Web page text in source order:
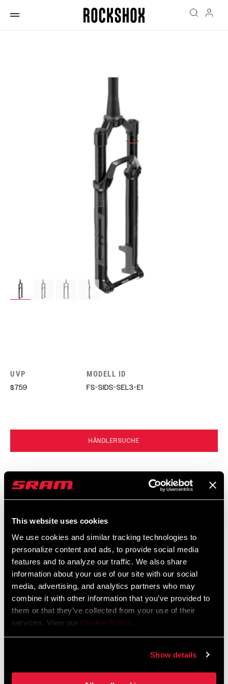
This website uses cookies
We use cookies and similar tracking technologies to
personalize content and ads, to provide social media
features and to analyze our traffic. We also share
information about your use of our site with our social
media, advertising, and analytics partners who may
combine it with other information that you’ve provided to
them or that they’ve collected from your use of their
services. View our Cookie Policy.
Show details
UVP
$759
MODELL ID
FS-SIDS-SEL3-E1
HÄNDLERSUCHE
der SID SL genau richtig! Die SID SL ist jetzt noch
leistungsfähiger. Sie steht für maximal reduziertes Gewicht
bei gleichzeitig kompromissloser XC-Performance. Mit ihrer
Gleitlager-Überlappung, reduzierter Reibung und Platz für
breitere Reifen ist die SID SL für anspruchsvolle XC-Rennen
ausgelegt.
MEHR DAZU
EIGENSCHAFTEN
Debonair+-Luftfeder
100 mm oder 110 mm Federwegs-Optionen
Charger-Dämpfung mit Open/Pedal/Lock-Positionen
Einige Produktvarianten, die auf dieser Seite gezeigt werden, sind nicht
Einzelheiten erfährst du bei deinem Händler.